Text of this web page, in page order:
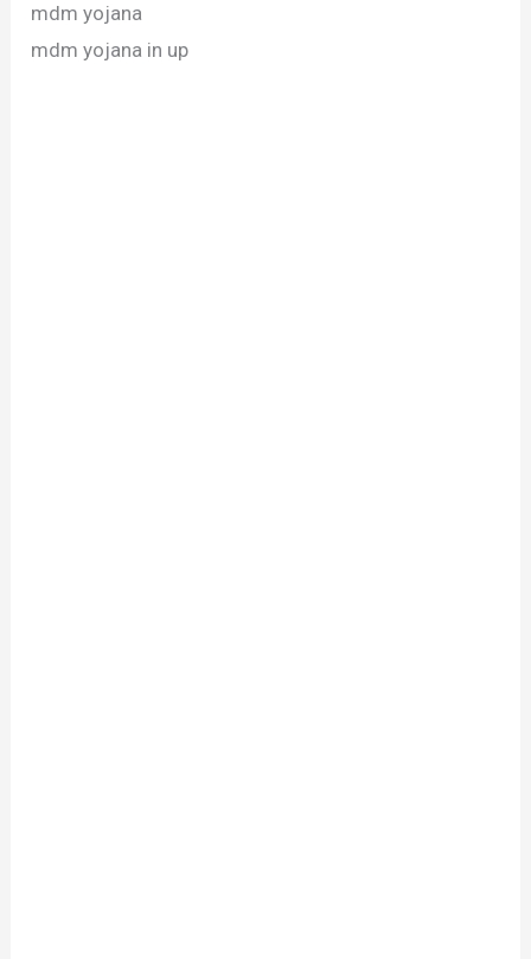
mdm yojana
mdm yojana in up